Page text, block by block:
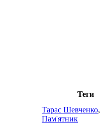
Теги
Тарас Шевченко,
Пам'ятник